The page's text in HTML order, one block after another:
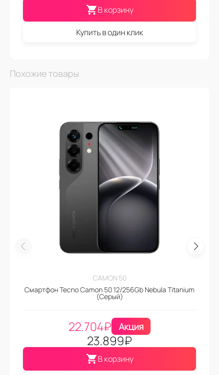
В корзину
Купить в один клик
Похожие товары
CAMON 50
Смартфон Tecno Camon 50 12/256Gb Nebula Titanium
(Серый)
22.704₽ Акция
23.899₽
В корзину